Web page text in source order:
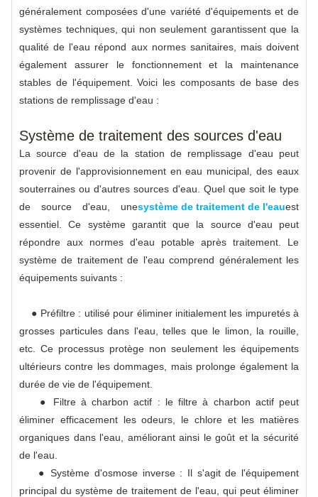
généralement composées d'une variété d'équipements et de
systèmes techniques, qui non seulement garantissent que la
qualité de l'eau répond aux normes sanitaires, mais doivent
également assurer le fonctionnement et la maintenance
stables de l'équipement. Voici les composants de base des
stations de remplissage d'eau :
Système de traitement des sources d'eau
La source d'eau de la station de remplissage d'eau peut
provenir de l'approvisionnement en eau municipal, des eaux
souterraines ou d'autres sources d'eau. Quel que soit le type
de source d'eau, unesystème de traitement de l'eauest
essentiel. Ce système garantit que la source d'eau peut
répondre aux normes d'eau potable après traitement. Le
système de traitement de l'eau comprend généralement les
équipements suivants :
● Préfiltre : utilisé pour éliminer initialement les impuretés à
grosses particules dans l'eau, telles que le limon, la rouille,
etc. Ce processus protège non seulement les équipements
ultérieurs contre les dommages, mais prolonge également la
durée de vie de l'équipement.
● Filtre à charbon actif : le filtre à charbon actif peut
éliminer efficacement les odeurs, le chlore et les matières
organiques dans l'eau, améliorant ainsi le goût et la sécurité
de l'eau.
● Système d'osmose inverse : Il s'agit de l'équipement
principal du système de traitement de l'eau, qui peut éliminer